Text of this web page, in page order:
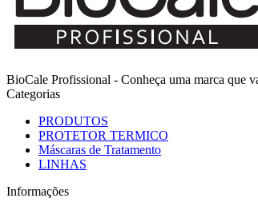
BioCale Profissional - Conheça uma marca que
Categorias
PRODUTOS
PROTETOR TERMICO
Máscaras de Tratamento
LINHAS
Informações